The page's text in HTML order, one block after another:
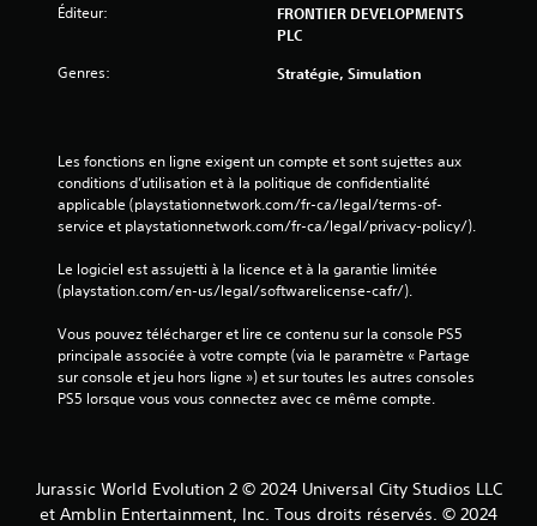
Éditeur:
FRONTIER DEVELOPMENTS
PLC
Genres: Stratégie, Simulation
Les fonctions en ligne exigent un compte et sont sujettes aux
conditions d’utilisation et à la politique de confidentialité
applicable (playstationnetwork.com/fr-ca/legal/terms-of-
service et playstationnetwork.com/fr-ca/legal/privacy-policy/).
Le logiciel est assujetti à la licence et à la garantie limitée
(playstation.com/en-us/legal/softwarelicense-cafr/).
Vous pouvez télécharger et lire ce contenu sur la console PS5
principale associée à votre compte (via le paramètre « Partage
sur console et jeu hors ligne ») et sur toutes les autres consoles
PS5 lorsque vous vous connectez avec ce même compte.
Jurassic World Evolution 2 © 2024 Universal City Studios LLC
et Amblin Entertainment, Inc. Tous droits réservés. © 2024